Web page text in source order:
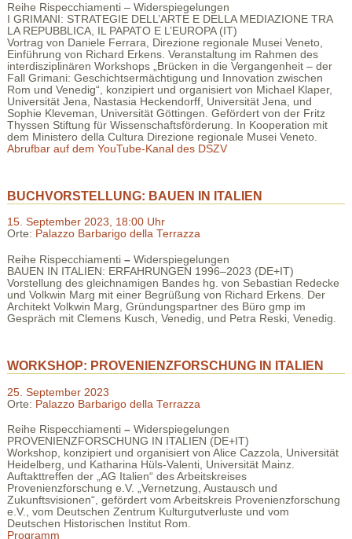
Reihe Rispecchiamenti – Widerspiegelungen
I GRIMANI: STRATEGIE DELL’ARTE E DELLA MEDIAZIONE TRA
LA REPUBBLICA, IL PAPATO E L’EUROPA (IT)
Vortrag von Daniele Ferrara, Direzione regionale Musei Veneto,
Einführung von Richard Erkens. Veranstaltung im Rahmen des
interdisziplinären Workshops „Brücken in die Vergangenheit – der
Fall Grimani: Geschichtsermächtigung und Innovation zwischen
Rom und Venedig“, konzipiert und organisiert von Michael Klaper,
Universität Jena, Nastasia Heckendorff, Universität Jena, und
Sophie Kleveman, Universität Göttingen. Gefördert von der Fritz
Thyssen Stiftung für Wissenschaftsförderung. In Kooperation mit
dem Ministero della Cultura Direzione regionale Musei Veneto.
Abrufbar auf dem YouTube-Kanal des DSZV
BUCHVORSTELLUNG: BAUEN IN ITALIEN
15. September 2023, 18:00 Uhr
Orte: Palazzo Barbarigo della Terrazza
Reihe Rispecchiamenti –Widerspiegelungen
BAUEN IN ITALIEN: ERFAHRUNGEN 1996–2023 (DE+IT)
Vorstellung des gleichnamigen Bandes hg. von Sebastian Redecke
und Volkwin Marg mit einer Begrüßung von Richard Erkens. Der
Architekt Volkwin Marg, Gründungspartner des Büro gmp im
Gespräch mit Clemens Kusch, Venedig, und Petra Reski, Venedig.
WORKSHOP: PROVENIENZFORSCHUNG IN ITALIEN
25. September 2023
Orte: Palazzo Barbarigo della Terrazza
Reihe Rispecchiamenti – Widerspiegelungen
PROVENIENZFORSCHUNG IN ITALIEN (DE+IT)
Workshop, konzipiert und organisiert von Alice Cazzola, Universität
Heidelberg, und Katharina Hüls-Valenti, Universität Mainz.
Auftakttreffen der „AG Italien“ des Arbeitskreises
Provenienzforschung e.V. „Vernetzung, Austausch und
Zukunftsvisionen“, gefördert vom Arbeitskreis Provenienzforschung
e.V., vom Deutschen Zentrum Kulturgutverluste und vom
Deutschen Historischen Institut Rom.
Programm